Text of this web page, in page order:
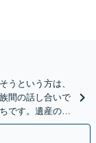
うという方は、
間の話し合いで
です。遺産の使
さい。